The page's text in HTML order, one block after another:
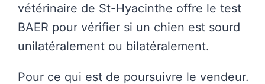
vétérinaire de St-Hyacinthe offre le test
BAER pour vérifier si un chien est sourd
unilatéralement ou bilatéralement.
Pour ce qui est de poursuivre le vendeur.